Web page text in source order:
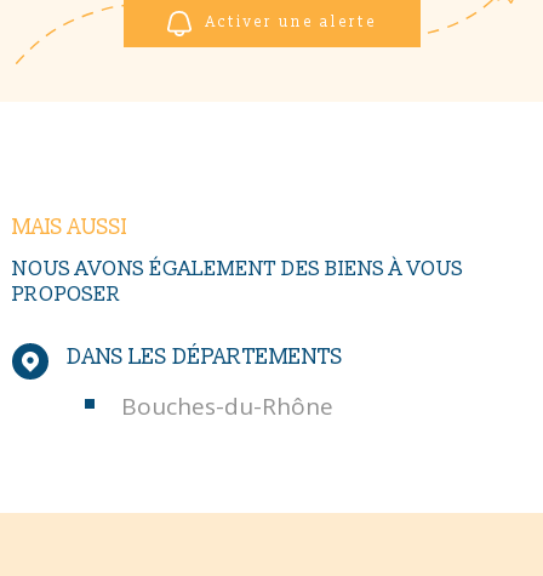
Activer une alerte
MAIS AUSSI
NOUS AVONS ÉGALEMENT DES BIENS À VOUS
PROPOSER
DANS LES DÉPARTEMENTS
Bouches-du-Rhône